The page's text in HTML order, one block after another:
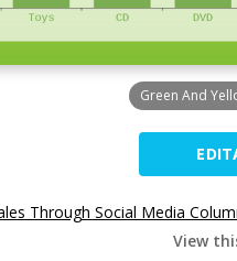
Green And
Through Social Media
View